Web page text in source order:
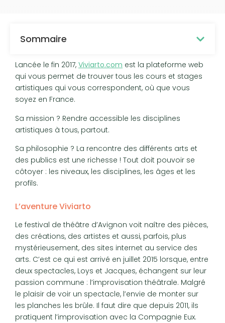
Sommaire
Lancée le fin 2017, Viviarto.com est la plateforme web
qui vous permet de trouver tous les cours et stages
artistiques qui vous correspondent, où que vous
soyez en France.
Sa mission ? Rendre accessible les disciplines
artistiques à tous, partout.
Sa philosophie ? La rencontre des différents arts et
des publics est une richesse ! Tout doit pouvoir se
côtoyer : les niveaux, les disciplines, les âges et les
profils.
L’aventure Viviarto
Le festival de théâtre d’Avignon voit naître des pièces,
des créations, des artistes et aussi, parfois, plus
mystérieusement, des sites internet au service des
arts. C’est ce qui est arrivé en juillet 2015 lorsque, entre
deux spectacles, Loys et Jacques, échangent sur leur
passion commune : l’improvisation théâtrale. Malgré
le plaisir de voir un spectacle, l’envie de monter sur
les planches les brûle. Il faut dire que depuis 2011, ils
pratiquent l’improvisation avec la Compagnie Eux.